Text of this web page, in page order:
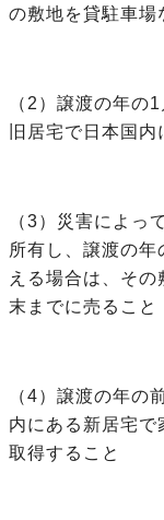
の敷地を貸駐車場
（2）譲渡の年の
旧居宅で日本国
（3）災害によっ
所有し、譲渡の
える場合は、そ
末までに売ること
（4）譲渡の年の
内にある新居宅
取得すること